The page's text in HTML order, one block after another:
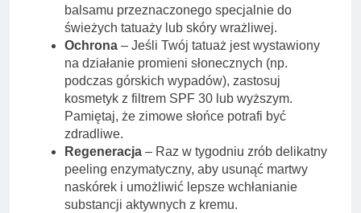
balsamu przeznaczonego specjalnie do
świeżych tatuaży lub skóry wrażliwej.
Ochrona – Jeśli Twój tatuaż jest wystawiony
na działanie promieni słonecznych (np.
podczas górskich wypadów), zastosuj
kosmetyk z filtrem SPF 30 lub wyższym.
Pamiętaj, że zimowe słońce potrafi być
zdradliwe.
Regeneracja – Raz w tygodniu zrób delikatny
peeling enzymatyczny, aby usunąć martwy
naskórek i umożliwić lepsze wchłanianie
substancji aktywnych z kremu.